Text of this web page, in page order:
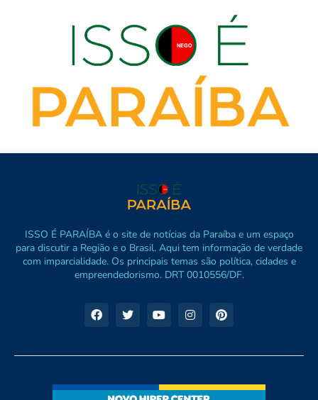
ISSO É PARAÍBA é o site de notícias da Paraíba e um espaço
para discutir a Região e o Brasil. Aqui tem informação de verdade
com imparcialidade. Os principais temas são política, cidades e
empreendedorismo. DRT 0010556/DF.